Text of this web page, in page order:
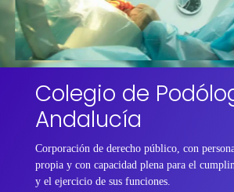
Colegio de
Andalucía
Corporación de derecho público, con
propia y con capacidad plena para el
y el ejercicio de sus funciones.